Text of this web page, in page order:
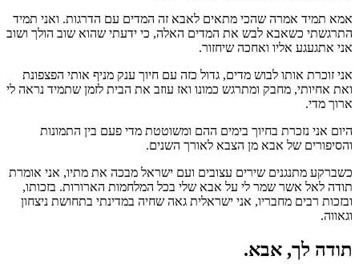
אמא תמיד אמרה שהכי מתאים לאבא זה המדים עם הדרגות. ואני תמיד
התרגשתי כשאבא לבש את המדים האלה, כי ידעתי שהוא שוב הולך ושוב
אני אתגעגע אליו ואחכה שיחזור.
אני זוכרת אותו לבוש מדים, גדול כזה עם חיוך ענק מניף אותי הפצפונת
ואת אחיותי, מחבק ומתרגש כמונו ואז עוזב את הבית לזמן שתמיד נראה לי
ארוך מדי.
היום אני נזכרת בחיוך בימים ההם ומשוטטת מדי פעם בין התמונות
והסיפורים של אבא מן הצבא לאורך השנים.
כשברקע מתנגנים שירים עצובים ועם ישראל מבכה את מתיו, אני אומרת
תודה לאל אשר שמר לי על אבא שלי בכל המלחמות הארורות. בזכותו,
ובזכות רבים מחבריו, אני ישראלית גאה שחיה במדינתי בתחושת ניצחון
וגאווה.
תודה לך, אבא.